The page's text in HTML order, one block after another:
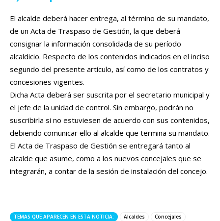
El alcalde deberá hacer entrega, al término de su mandato,
de un Acta de Traspaso de Gestión, la que deberá
consignar la información consolidada de su período
alcaldicio. Respecto de los contenidos indicados en el inciso
segundo del presente artículo, así como de los contratos y
concesiones vigentes.
Dicha Acta deberá ser suscrita por el secretario municipal y
el jefe de la unidad de control. Sin embargo, podrán no
suscribirla si no estuviesen de acuerdo con sus contenidos,
debiendo comunicar ello al alcalde que termina su mandato.
El Acta de Traspaso de Gestión se entregará tanto al
alcalde que asume, como a los nuevos concejales que se
integrarán, a contar de la sesión de instalación del concejo.
TEMAS QUE APARECEN EN ESTA NOTICIA: Alcaldes
Concejales